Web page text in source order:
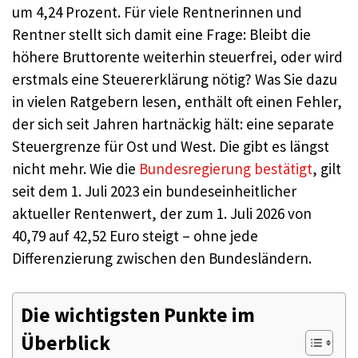
um 4,24 Prozent. Für viele Rentnerinnen und
Rentner stellt sich damit eine Frage: Bleibt die
höhere Bruttorente weiterhin steuerfrei, oder wird
erstmals eine Steuererklärung nötig? Was Sie dazu
in vielen Ratgebern lesen, enthält oft einen Fehler,
der sich seit Jahren hartnäckig hält: eine separate
Steuergrenze für Ost und West. Die gibt es längst
nicht mehr. Wie die Bundesregierung bestätigt, gilt
seit dem 1. Juli 2023 ein bundeseinheitlicher
aktueller Rentenwert, der zum 1. Juli 2026 von
40,79 auf 42,52 Euro steigt – ohne jede
Differenzierung zwischen den Bundesländern.
Die wichtigsten Punkte im
Überblick